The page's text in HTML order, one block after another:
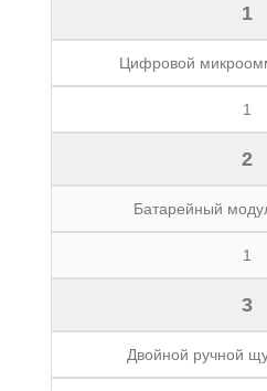
1
Цифровой
1
2
Батарейный
1
3
Двойной ручной